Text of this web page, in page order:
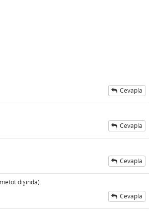
Cevapla
Cevapla
Cevapla
dışında).
Cevapla